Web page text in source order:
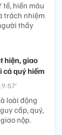
tế, hiến máu
trách nhiệm
thầy
hiện, giao
cá quý hiếm
loài động
cấp, quý,
nộp.